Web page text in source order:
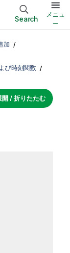
Search
メニュ
ー
加
び時刻関数
開 / 折りたたむ